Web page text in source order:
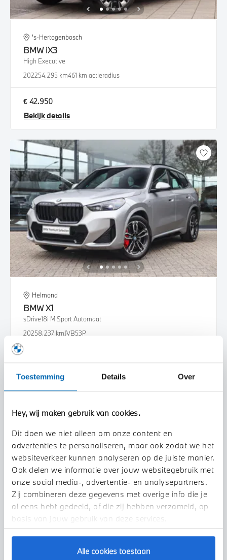
Toestemming Details Over
Hey, wij maken gebruik van cookies.
Dit doen we niet alleen om onze content en
advertenties te personaliseren, maar ook zodat we het
websiteverkeer kunnen analyseren op de juiste manier.
Ook delen we informatie over jouw websitegebruik met
onze social media-, advertentie- en analysepartners.
Zij combineren deze gegevens met overige info die je
al eens hebt gedeeld, of die zij hebben verzameld, op
basis van jouw gebruik van deze services.
Alle cookies toestaan
's-Hertogenbosch
BMW iX3
High Executive
202254.295 km461 km actieradius
€ 42.950
Bekijk details
Helmond
BMWX1
sDrive18i M Sport Automaat
20258.237 kmJVB53P
Bekijk details